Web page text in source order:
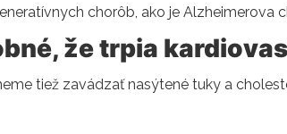
chorôb, ako je Alzheimerova
že trpia
tiež zavádzať nasýtené tuky a